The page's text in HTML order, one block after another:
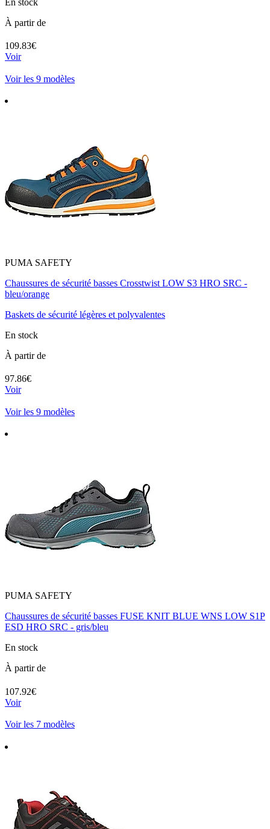
À partir de
109.83€
Voir
Voir les 9 modèles
PUMA SAFETY
Chaussures de sécurité basses Crosstwist LOW S3 HRO SRC -
bleu/orange
Baskets de sécurité légères et polyvalentes
En stock
À partir de
97.86€
Voir
Voir les 9 modèles
PUMA SAFETY
Chaussures de sécurité basses FUSE KNIT BLUE WNS LOW S1P
ESD HRO SRC - gris/bleu
En stock
À partir de
107.92€
Voir
Voir les 7 modèles